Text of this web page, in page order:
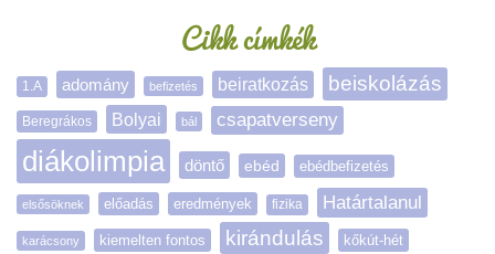
Cikk címkék
1.A adomány befizetés beiratkozás beiskolázás
Beregrákos Bolyai bál csapatverseny
diákolimpia döntő ebéd ebédbefizetés
elsősöknek előadás eredmények fizika Határtalanul
karácsony kiemelten fontos kirándulás kőkút-hét